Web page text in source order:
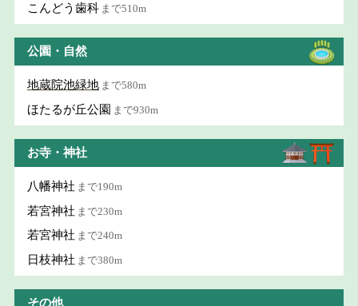
こんどう歯科 まで510m
公園・自然
地蔵院池緑地 まで580m
ほたるが丘公園 まで930m
お寺・神社
八幡神社 まで190m
若宮神社 まで230m
若宮神社 まで240m
日枝神社 まで380m
その他